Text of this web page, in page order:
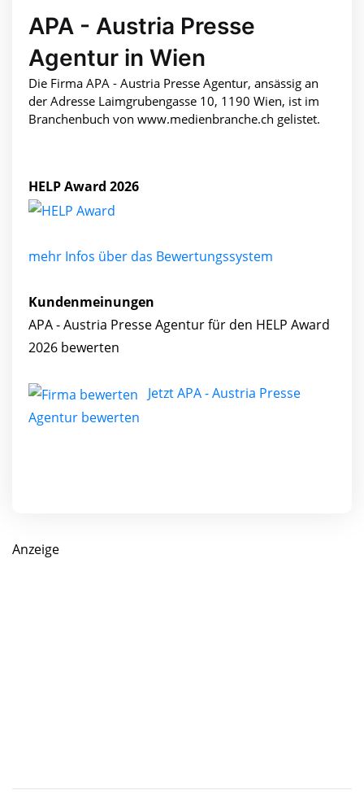
APA - Austria Presse
Agentur in Wien
Die Firma APA - Austria Presse Agentur, ansässig an
der Adresse Laimgrubengasse 10, 1190 Wien, ist im
Branchenbuch von www.medienbranche.ch gelistet.
HELP Award 2026
mehr Infos über das Bewertungssystem
Kundenmeinungen
APA - Austria Presse Agentur für den HELP Award
2026 bewerten
Jetzt APA - Austria Presse
Agentur bewerten
Anzeige